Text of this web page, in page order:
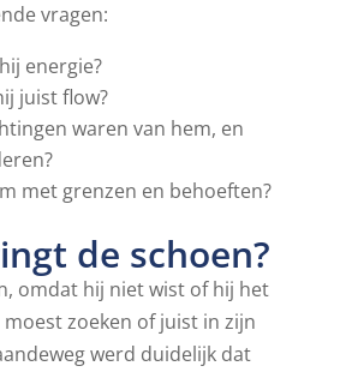
vragen:
energie?
juist flow?
waren van hem, en
met grenzen en behoeften?
de schoen?
omdat hij niet wist of hij het
zoeken of juist in zijn
werd duidelijk dat